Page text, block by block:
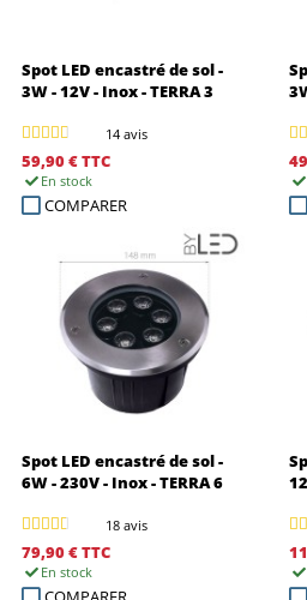
Spot LED encastré de sol -
3W - 12V - Inox - TERRA 3
14 avis
59,90 €TTC
En stock
COMPARER
Spot LED encastré de sol -
6W - 230V - Inox - TERRA 6
18 avis
79,90 €TTC
En stock